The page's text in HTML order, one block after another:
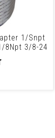
1/Snpt
8Npt 3/8-24